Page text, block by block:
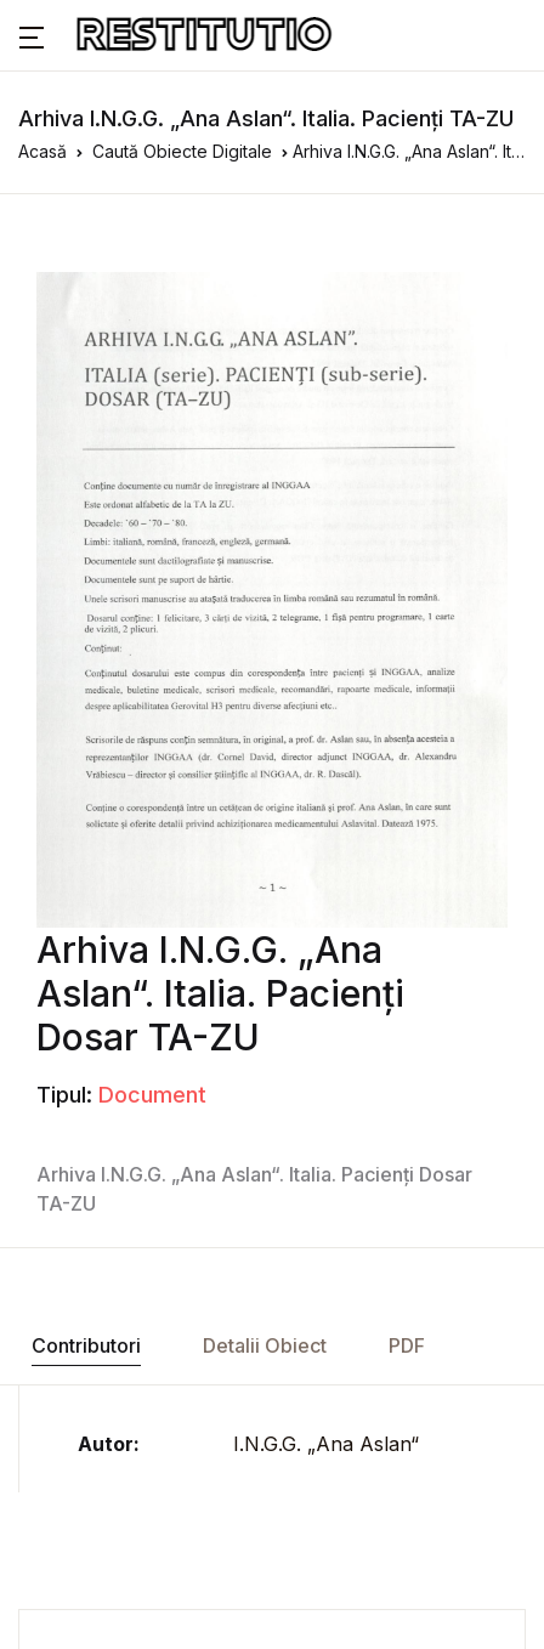
Arhiva I.N.G.G. „Ana Aslan“. Italia. Pacienți TA-ZU
Acasă Caută Obiecte Digitale Arhiva I.N.G.G. „Ana Aslan“. Italia. Pacienți TA-ZU
Arhiva I.N.G.G. „Ana
Aslan“. Italia. Pacienți
Dosar TA-ZU
Tipul: Document
Arhiva I.N.G.G. „Ana Aslan“. Italia. Pacienți Dosar
TA-ZU
Contributori Detalii Obiect PDF
Autor: I.N.G.G. „Ana Aslan“